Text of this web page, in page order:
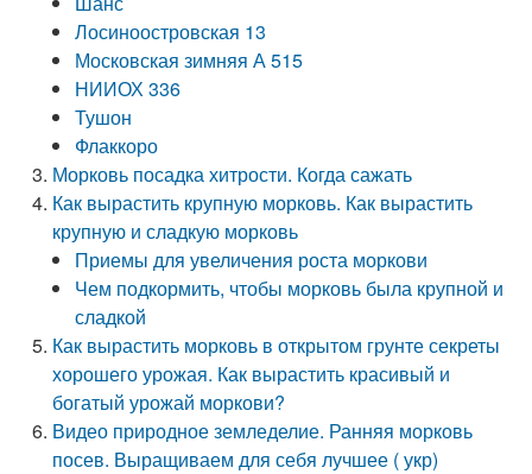
Лосиноостровская 13
Московская зимняя А 515
НИИОХ 336
Тушон
Флаккоро
Морковь посадка хитрости. Когда сажать
Как вырастить крупную морковь. Как вырастить
крупную и сладкую морковь
Приемы для увеличения роста моркови
Чем подкормить, чтобы морковь была крупной и
сладкой
Как вырастить морковь в открытом грунте секреты
хорошего урожая. Как вырастить красивый и
богатый урожай моркови?
Видео природное земледелие. Ранняя морковь
посев. Выращиваем для себя лучшее ( укр)